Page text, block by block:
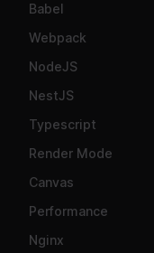
Babel
Webpack
NodeJS
NestJS
Typescript
Render Mode
Canvas
Performance
Nginx